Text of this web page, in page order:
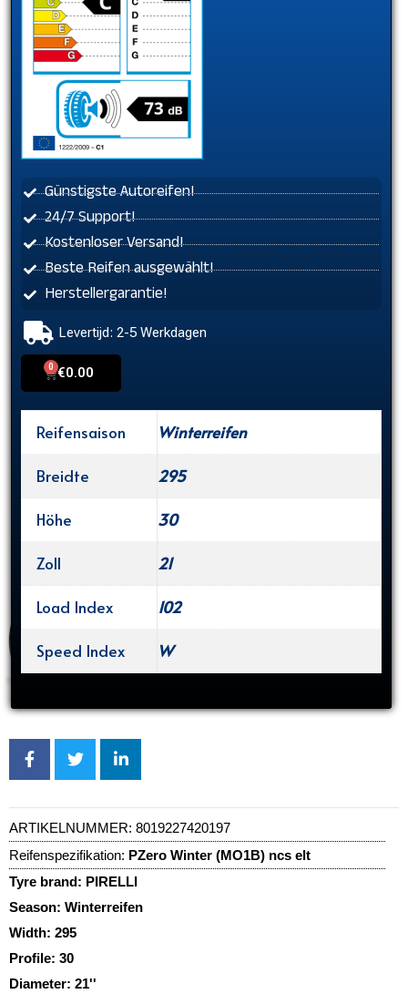
Günstigste Autoreifen!
24/7 Support!
Kostenloser Versand!
Beste Reifen ausgewählt!
Herstellergarantie!
Levertijd: 2-5 Werkdagen
€0.00
0
Cart
Reifensaison
Winterreifen
Breidte
295
Höhe
30
Zoll
21
Load Index
102
Speed Index
W
ARTIKELNUMMER: 8019227420197
Reifenspezifikation: PZero Winter (MO1B) ncs elt
Tyre brand: PIRELLI
Season: Winterreifen
Width: 295
Profile: 30
Diameter: 21''